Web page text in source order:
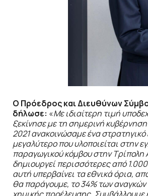
Ο Πρόεδρος και Διευθύνων
δήλωσε: «Με ιδιαίτερη τιμή
ξεκίνησε με τη σημερινή
2021 ανακοινώσαμε ένα
μεγαλύτερο που υλοποιείται στην
παραγωγικού κόμβου στην Τρίπολη
δημιουργεί περισσότερες από
αυτή υπερβαίνει τα εθνικά όρια,
θα παράγουμε, το 34% των αναγκών